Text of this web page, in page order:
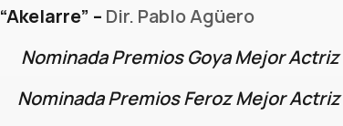
“Akelarre” – Dir. Pablo Agüero
Nominada Premios Goya Mejor Actriz
Nominada Premios Feroz Mejor Actriz